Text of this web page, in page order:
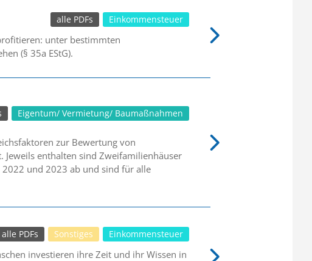
Einkommensteuer
alle PDFs
unter bestimmten
(§ 35a EStG).
Eigentum/ Vermietung/ Baumaßnahmen
zur Bewertung von
enthalten sind Zweifamilienhäuser
2022 und 2023 ab und sind für alle
Einkommensteuer
Sonstiges
alle PDFs
investieren ihre Zeit und ihr Wissen in